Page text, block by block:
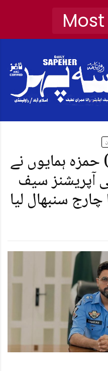
حمزہ ہمایوں نے
آپریشنز سیف
سنبھال لیا